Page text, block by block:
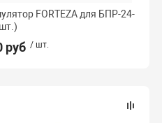
FORTEZA для БПР-24-
руб / шт.